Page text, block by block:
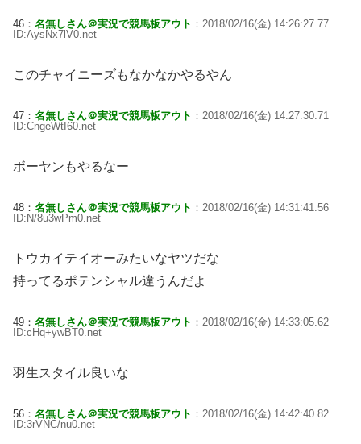
46： 名無しさん＠実況で競馬板アウト ：2018/02/16(金) 14:26:27.77
ID:AysNx7lV0.net
このチャイニーズもなかなかやるやん
47： 名無しさん＠実況で競馬板アウト ：2018/02/16(金) 14:27:30.71
ID:CngeWtI60.net
ボーヤンもやるなー
48： 名無しさん＠実況で競馬板アウト ：2018/02/16(金) 14:31:41.56
ID:N/8u3wPm0.net
トウカイテイオーみたいなヤツだな
持ってるポテンシャル違うんだよ
49： 名無しさん＠実況で競馬板アウト ：2018/02/16(金) 14:33:05.62
ID:cHq+ywBT0.net
羽生スタイル良いな
56： 名無しさん＠実況で競馬板アウト ：2018/02/16(金) 14:42:40.82
ID:3rVNC/nu0.net